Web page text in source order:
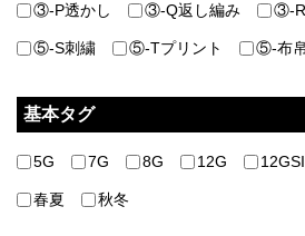
③-P透かし ③-Q返し編み ③-R
⑤-S刺繍 ⑤-Tプリント ⑤-布
基本タグ
5G 7G 8G 12G
春夏 秋冬